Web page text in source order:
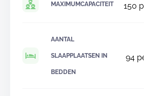
MAXIMUMCAPACITEIT 150
AANTAL
SLAAPPLAATSEN IN
BEDDEN
94